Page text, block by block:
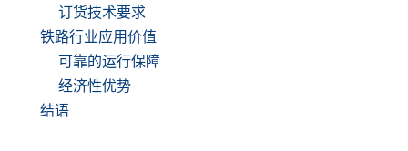
订货技术要求
铁路行业应用价值
可靠的运行保障
经济性优势
结语